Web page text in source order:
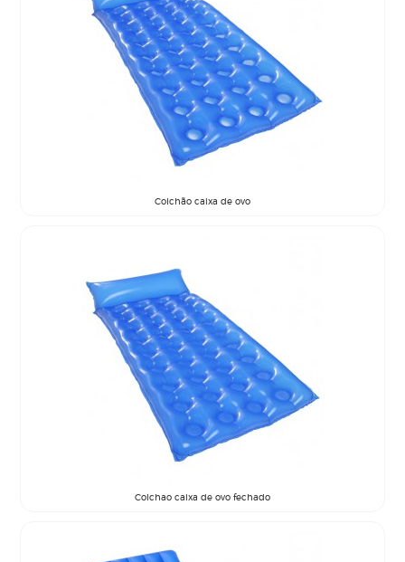
Colchão caixa de ovo
Colchao caixa de ovo fechado